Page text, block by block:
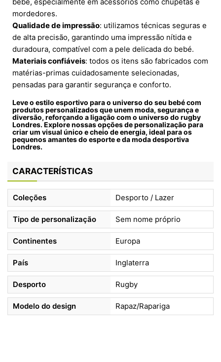
mordedores.
Qualidade de impressão: utilizamos técnicas seguras e
de alta precisão, garantindo uma impressão nítida e
duradoura, compatível com a pele delicada do bebé.
Materiais confiáveis: todos os itens são fabricados com
matérias-primas cuidadosamente selecionadas,
pensadas para garantir segurança e conforto.
Leve o estilo esportivo para o universo do seu bebé com
produtos personalizados que unem moda, segurança e
diversão, reforçando a ligação com o universo do rugby
Londres. Explore nossas opções de personalização para
criar um visual único e cheio de energia, ideal para os
pequenos amantes do esporte e da moda desportiva
Londres.
CARACTERÍSTICAS
Coleções Desporto / Lazer
Tipo de personalização Sem nome próprio
Continentes Europa
País Inglaterra
Desporto Rugby
Modelo do design Rapaz/Rapariga